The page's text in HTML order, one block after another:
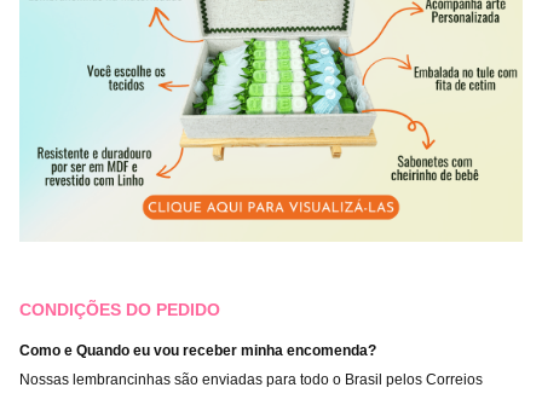
CONDIÇÕES DO PEDIDO
Como e Quando eu vou receber minha encomenda?
Nossas lembrancinhas são enviadas para todo o Brasil pelos Correios